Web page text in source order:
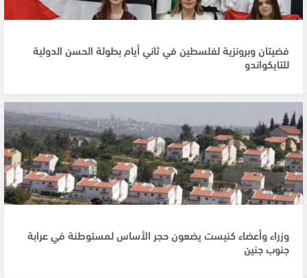
فضيتان وبرونزية لفلسطين في ثاني أيام بطولة الحسن الدولية
للتايكواندو
وزراء وأعضاء كنيست يضعون حجر الأساس لمستوطنة في عرابة
جنوب جنين